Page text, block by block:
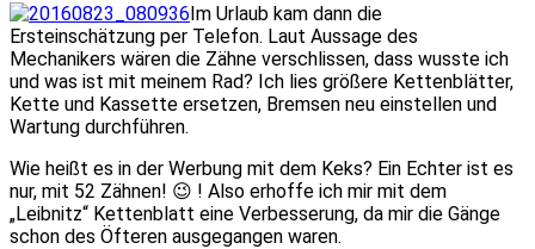
Im Urlaub kam dann die
Ersteinschätzung per Telefon. Laut Aussage des
Mechanikers wären die Zähne verschlissen, dass wusste ich
und was ist mit meinem Rad? Ich lies größere Kettenblätter,
Kette und Kassette ersetzen, Bremsen neu einstellen und
Wartung durchführen.
Wie heißt es in der Werbung mit dem Keks? Ein Echter ist es
nur, mit 52 Zähnen! 😉 ! Also erhoffe ich mir mit dem
„Leibnitz“ Kettenblatt eine Verbesserung, da mir die Gänge
schon des Öfteren ausgegangen waren.